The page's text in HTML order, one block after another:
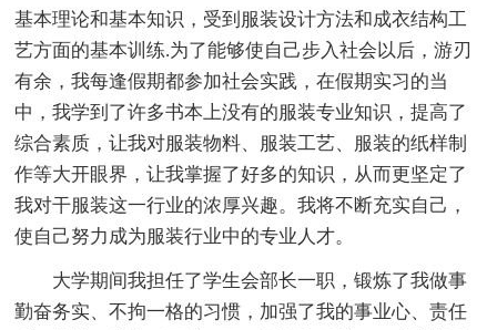
基本理论和基本知识，受到服装设计方法和成衣结构工
艺方面的基本训练.为了能够使自己步入社会以后，游刃
有余，我每逢假期都参加社会实践，在假期实习的当
中，我学到了许多书本上没有的服装专业知识，提高了
综合素质，让我对服装物料、服装工艺、服装的纸样制
作等大开眼界，让我掌握了好多的知识，从而更坚定了
我对干服装这一行业的浓厚兴趣。我将不断充实自己，
使自己努力成为服装行业中的专业人才。
大学期间我担任了学生会部长一职，锻炼了我做事
勤奋务实、不拘一格的习惯，加强了我的事业心、责任